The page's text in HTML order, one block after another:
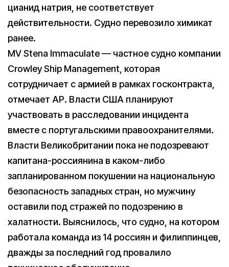
цианид натрия, не соответствует
действительности. Судно перевозило химикат
ранее.
MV Stena Immaculate — частное судно компании
Crowley Ship Management, которая
сотрудничает с армией в рамках госконтракта,
отмечает АР. Власти США планируют
участвовать в расследовании инцидента
вместе с португальскими правоохранителями.
Власти Великобритании пока не подозревают
капитана-россиянина в каком-либо
запланированном покушении на национальную
безопасность западных стран, но мужчину
оставили под стражей по подозрению в
халатности. Выяснилось, что судно, на котором
работала команда из 14 россиян и филиппинцев,
дважды за последний год провалило